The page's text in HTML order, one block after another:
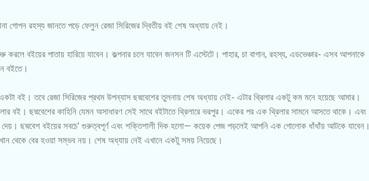
গোপন রহস্য জানতে পড়ে ফেলুন রেজা সিরিজের দ্বিতীয় বই শেষ অধ্যায় নেই।
বইয়ের পাতায় হারিয়ে যাবেন। কল্পনার চলে যাবেন জনসন টি এস্টেটে। পাহার, চা বাগান, রহস্য, এডভেঞ্চার- এসব আপনাকে
বইতে।
একটা বই। তবে রেজা সিরিজের প্রথম উপন্যাস ছদ্মবেশের তুলনায় শেষ অধ্যায় নেই- এটার থ্রিলার একটু কম মনে হয়েছে আমার।
বই। ছদ্মবেশের কাহিনি যেমন অসাধারণ সেই সাথে বইটাতে থ্রিলারে ভরপুর। একের পর এক থ্রিলার সামনে আসতে থাকে। এবং
ছদ্মবেশ বইয়ের সবচে' গুরুত্বপূর্ণ এবং শক্তিশালী দিক হলো— কয়েক পেজ পড়লেই আপনি এক গোলোক ধাঁধাঁয় আটকে যাবেন।
থেকে বের হওয়া সম্ভব নয়। শেষ অধ্যায় নেই এখানে একটু সময় নিয়েছে।